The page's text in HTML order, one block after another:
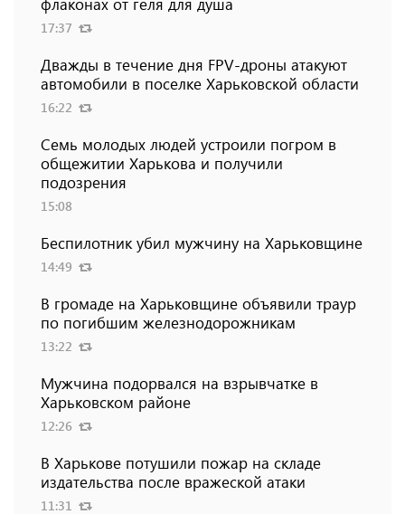
17:37
Дважды в течение дня FPV-дроны атакуют
автомобили в поселке Харьковской области
16:22
Семь молодых людей устроили погром в
общежитии Харькова и получили
подозрения
15:08
Беспилотник убил мужчину на Харьковщине
14:49
В громаде на Харьковщине объявили траур
по погибшим железнодорожникам
13:22
Мужчина подорвался на взрывчатке в
Харьковском районе
12:26
В Харькове потушили пожар на складе
издательства после вражеской атаки
11:31